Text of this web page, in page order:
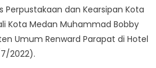
Perpustakaan dan Kearsipan Kota
Kota Medan Muhammad Bobby
Umum Renward Parapat di Hotel
2022).